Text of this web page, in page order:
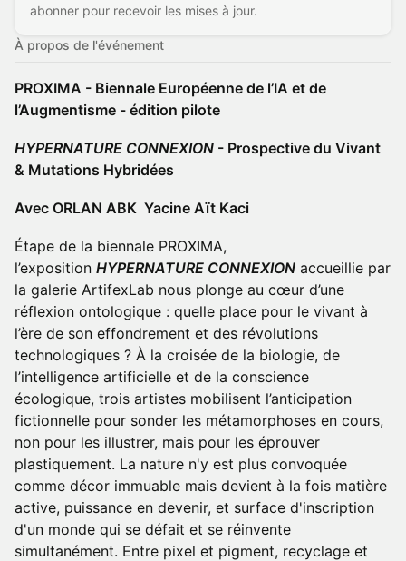
abonner pour recevoir les mises à jour.
À propos de l'événement
PROXIMA - Biennale Européenne de l’IA et de
l’Augmentisme - édition pilote
HYPERNATURE CONNEXION - Prospective du Vivant
& Mutations Hybridées
Avec ORLAN ABK Yacine Aït Kaci
Étape de la biennale PROXIMA,
l’exposition HYPERNATURE CONNEXION accueillie par
la galerie ArtifexLab nous plonge au cœur d’une
réflexion ontologique : quelle place pour le vivant à
l’ère de son effondrement et des révolutions
technologiques ? À la croisée de la biologie, de
l’intelligence artificielle et de la conscience
écologique, trois artistes mobilisent l’anticipation
fictionnelle pour sonder les métamorphoses en cours,
non pour les illustrer, mais pour les éprouver
plastiquement. La nature n'y est plus convoquée
comme décor immuable mais devient à la fois matière
active, puissance en devenir, et surface d'inscription
d'un monde qui se défait et se réinvente
simultanément. Entre pixel et pigment, recyclage et